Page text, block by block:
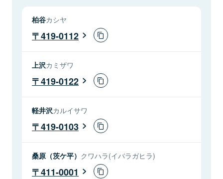
柏谷カシヤ
419-0112
上沢カミザワ
419-0122
軽井沢カルイサワ
419-0103
桑原（茨ケ平） クワハラ(イバラガヒラ)
411-0001